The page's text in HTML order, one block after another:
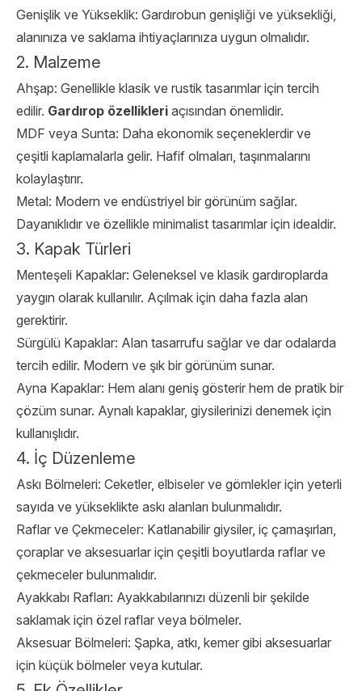
Genişlik ve Yükseklik: Gardırobun genişliği ve yüksekliği,
alanınıza ve saklama ihtiyaçlarınıza uygun olmalıdır.
2. Malzeme
Ahşap: Genellikle klasik ve rustik tasarımlar için tercih
edilir. Gardırop özellikleri açısından önemlidir.
MDF veya Sunta: Daha ekonomik seçeneklerdir ve
çeşitli kaplamalarla gelir. Hafif olmaları, taşınmalarını
kolaylaştırır.
Metal: Modern ve endüstriyel bir görünüm sağlar.
Dayanıklıdır ve özellikle minimalist tasarımlar için idealdir.
3. Kapak Türleri
Menteşeli Kapaklar: Geleneksel ve klasik gardıroplarda
yaygın olarak kullanılır. Açılmak için daha fazla alan
gerektirir.
Sürgülü Kapaklar: Alan tasarrufu sağlar ve dar odalarda
tercih edilir. Modern ve şık bir görünüm sunar.
Ayna Kapaklar: Hem alanı geniş gösterir hem de pratik bir
çözüm sunar. Aynalı kapaklar, giysilerinizi denemek için
kullanışlıdır.
4. İç Düzenleme
Askı Bölmeleri: Ceketler, elbiseler ve gömlekler için yeterli
sayıda ve yükseklikte askı alanları bulunmalıdır.
Raflar ve Çekmeceler: Katlanabilir giysiler, iç çamaşırları,
çoraplar ve aksesuarlar için çeşitli boyutlarda raflar ve
çekmeceler bulunmalıdır.
Ayakkabı Rafları: Ayakkabılarınızı düzenli bir şekilde
saklamak için özel raflar veya bölmeler.
Aksesuar Bölmeleri: Şapka, atkı, kemer gibi aksesuarlar
için küçük bölmeler veya kutular.